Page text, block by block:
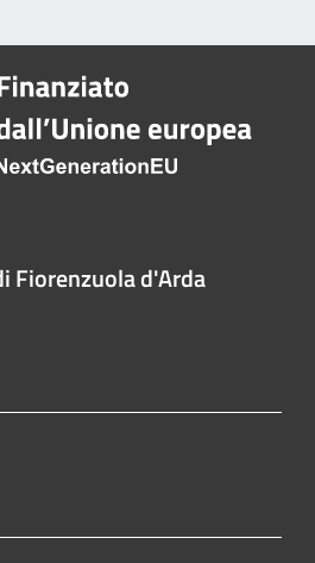
Fiorenzuola d'Arda